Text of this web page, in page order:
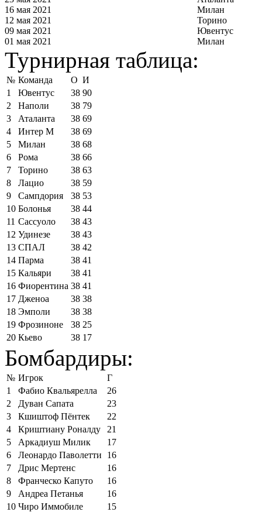
16 мая 2021
Милан
12 мая 2021
Торино
09 мая 2021
Ювентус
01 мая 2021
Милан
Турнирная таблица:
№ Команда О И
1
Ювентус 38 90
2
Наполи 38 79
3
Аталанта 38 69
4
Интер М 38 69
5
Милан 38 68
6
Рома 38 66
7
Торино 38 63
8
Лацио 38 59
9
Сампдория 38 53
10 Болонья 38 44
11 Сассуоло 38 43
12 Удинезе 38 43
13 СПАЛ 38 42
14 Парма 38 41
15 Кальяри 38 41
16 Фиорентина 38 41
17 Дженоа 38 38
18 Эмполи 38 38
19 Фрозиноне 38 25
20 Кьево 38 17
Бомбардиры:
№ Игрок
Г
1
Фабио Квальярелла
26
2
Дуван Сапата
23
3
Кшиштоф Пёнтек
22
4
Криштиану Роналду
21
5
Аркадиуш Милик
17
6
Леонардо Паволетти
16
7
Дрис Мертенс
16
8
Франческо Капуто
16
9
Андреа Петанья
16
10 Чиро Иммобиле
15